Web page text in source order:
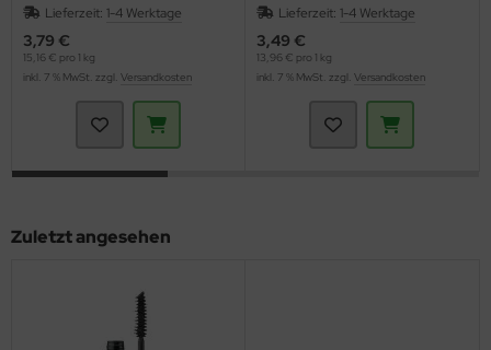
Lieferzeit: 1-4 Werktage
3,79 €
15,16 € pro 1 kg
inkl. 7 % MwSt. zzgl. Versandkosten
Lieferzeit: 1-4 Werktage
3,49 €
13,96 € pro 1 kg
inkl. 7 % MwSt. zzgl. Versandkosten
Zuletzt angesehen